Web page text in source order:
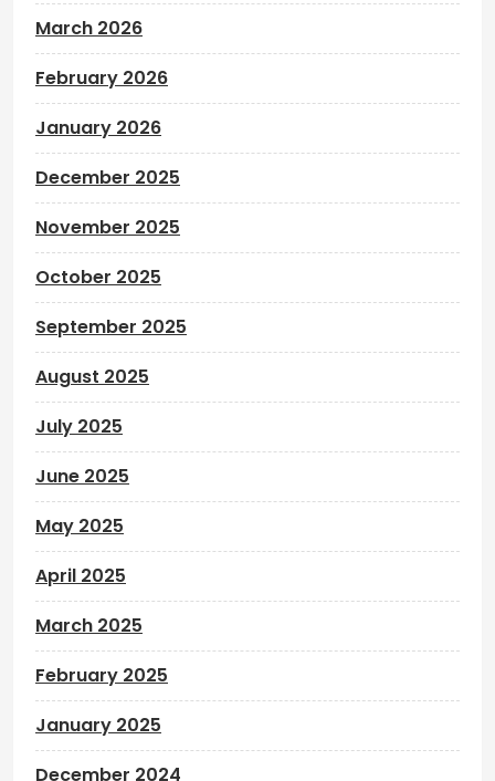
March 2026
February 2026
January 2026
December 2025
November 2025
October 2025
September 2025
August 2025
July 2025
June 2025
May 2025
April 2025
March 2025
February 2025
January 2025
December 2024